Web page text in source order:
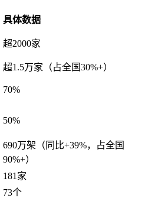
具体数据
超2000家
超1.5万家（占全国30%+）
70%
50%
690万架（同比+39%，占全国
90%+）
181家
73个